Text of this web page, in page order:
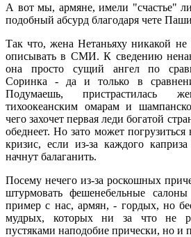
А вот мы, армяне, имели "счастье"
подобный абсурд благодаря чете
Так что, жена Нетаньяху никакой не
описывать в СМИ. К сведению
она просто сущий ангел по
Соринка - да и только в
Подумаешь, пристрастилась
тихоокеанским омарам и
чего захочет первая леди богатой
обеднеет. Но зато может
кризис, если из-за каждого
начнут балаганить.
Посему нечего из-за роскошных
штурмовать фешенебельные
пример с нас, армян, - гордых, но
мудрых, которых ни за что не
пустяками наподобие прически, но и